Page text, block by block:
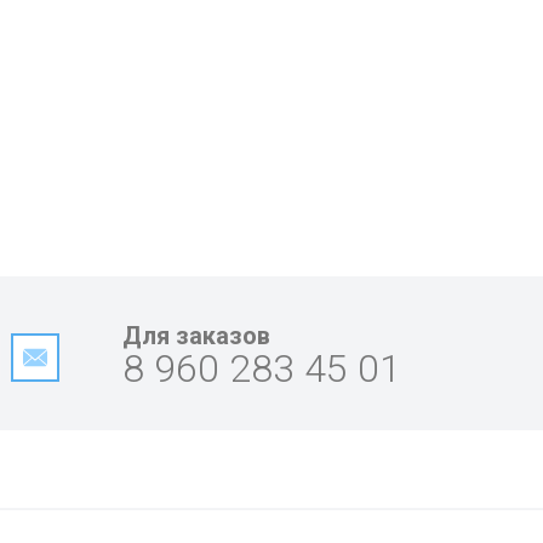
Для заказов
8 960 283 45 01